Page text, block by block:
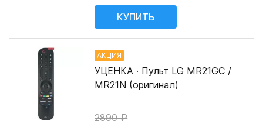
АКЦИЯ
УЦЕНКА · Пульт LG MR21GC /
MR21N (оригинал)
2890 ₽